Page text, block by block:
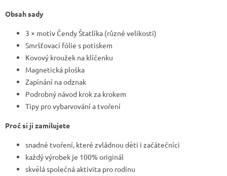
Obsah sady
3 × motiv Čendy Štatlíka (různé velikosti)
Smršťovací fólie s potiskem
Kovový kroužek na klíčenku
Magnetická ploška
Zapínání na odznak
Podrobný návod krok za krokem
Tipy pro vybarvování a tvoření
Proč si ji zamilujete
snadné tvoření, které zvládnou děti i začátečníci
každý výrobek je 100% originál
skvělá společná aktivita pro rodinu